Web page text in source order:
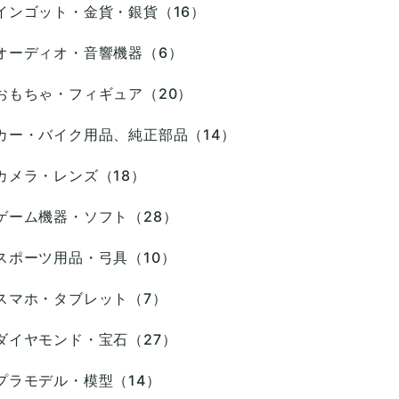
ンゴット・金貨・銀貨（16）
ーディオ・音響機器（6）
もちゃ・フィギュア（20）
ー・バイク用品、純正部品（14）
メラ・レンズ（18）
ーム機器・ソフト（28）
ポーツ用品・弓具（10）
マホ・タブレット（7）
イヤモンド・宝石（27）
ラモデル・模型（14）